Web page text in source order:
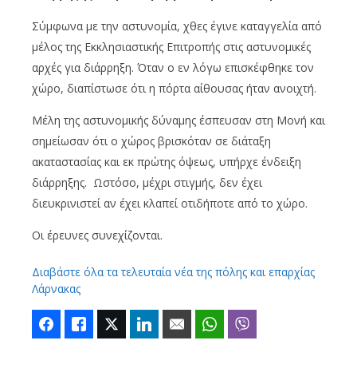
Σύμφωνα με την αστυνομία, χθες έγινε καταγγελία από
μέλος της Εκκλησιαστικής Επιτροπής στις αστυνομικές
αρχές για διάρρηξη. Όταν ο εν λόγω επισκέφθηκε τον
χώρο, διαπίστωσε ότι η πόρτα αίθουσας ήταν ανοιχτή.
Μέλη της αστυνομικής δύναμης έσπευσαν στη Μονή και
σημείωσαν ότι ο χώρος βρισκόταν σε διάταξη
ακαταστασίας και εκ πρώτης όψεως, υπήρχε ένδειξη
διάρρηξης. Ωστόσο, μέχρι στιγμής, δεν έχει
διευκρινιστεί αν έχει κλαπεί οτιδήποτε από το χώρο.
Οι έρευνες συνεχίζονται.
Διαβάστε όλα τα τελευταία νέα της πόλης και επαρχίας
Λάρνακας
FacebookLike Twitter LinkedIn Email WhatsApp